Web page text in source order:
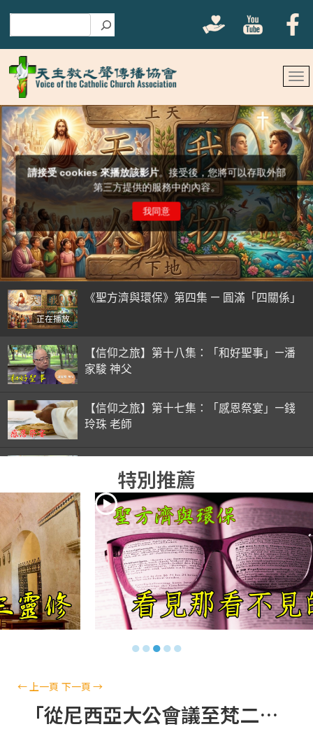
正在播放
《聖方濟與環保》第四集 — 圓滿「四關係」
【信仰之旅】第十八集：「和好聖事」—潘
家駿 神父
【信仰之旅】第十七集：「感恩祭宴」—錢
玲珠 老師
錢玲珠 老師
【信仰之旅】第十五集：「入門聖事」—錢
玲珠 老師
【信仰之旅】第十四集：「天主十誡(下)」
—金毓瑋 神父
【信仰之旅】第十三集：「天主十誡(上)」
—金毓瑋 神父
【信仰之旅】第十二集：「聖母、聖人」—
特別推薦
●●●●●
← 上一頁 下一頁→
「從尼西亞大公會議至梵二：同道偕行的歷程」~~ 2025學術研討會 (1)